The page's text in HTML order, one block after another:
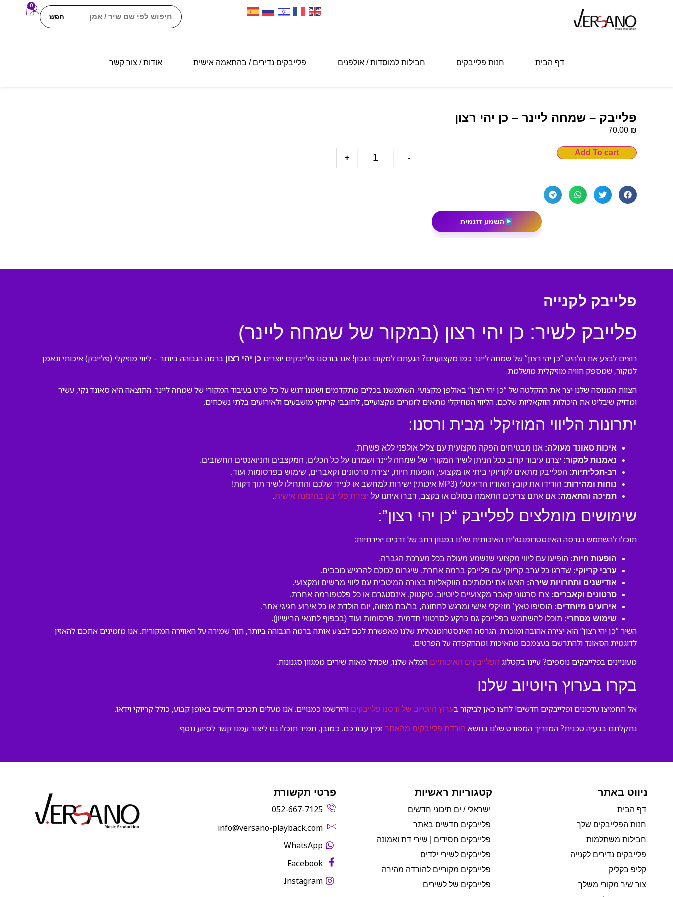
חפש
0
דף הבית חנות פלייבקים חבילות למוסדות / אולפנים פלייבקים נדירים / בהתאמה אישית אודות / צור קשר
פלייבק – שמחה ליינר – כן יהי רצון
70.00 ₪
-
+
Add To cart
השמע דוגמית
פלייבק לקנייה
פלייבק לשיר: כן יהי רצון (במקור של שמחה ליינר)
רוצים לבצע את הלהיט “כן יהי רצון” של שמחה ליינר כמו מקצוענים? הגעתם למקום הנכון! אנו בורסנו פלייבקים יוצרים כן יהי רצון ברמה הגבוהה ביותר – ליווי מוזיקלי (פלייבק) איכותי ונאמן
למקור, שמספק חוויה מוזיקלית מושלמת.
הצוות המנוסה שלנו יצר את ההקלטה של “כן יהי רצון” באולפן מקצועי. השתמשנו בכלים מתקדמים ושמנו דגש על כל פרט בעיבוד המקורי של שמחה ליינר. התוצאה היא סאונד נקי, עשיר
ומדויק שיבליט את היכולות הווקאליות שלכם. הליווי המוזיקלי מתאים לזמרים מקצועיים, לחובבי קריוקי מושבעים ולאירועים בלתי נשכחים.
יתרונות הליווי המוזיקלי מבית ורסנו:
איכות סאונד מעולה: אנו מבטיחים הפקה מקצועית עם צליל אולפני ללא פשרות.
נאמנות למקור: יצרנו עיבוד קרוב ככל הניתן לשיר המקורי של שמחה ליינר ושמרנו על כל הכלים, המקצבים והניואנסים החשובים.
רב-תכליתיות: הפלייבק מתאים לקריוקי ביתי או מקצועי, הופעות חיות, יצירת סרטונים וקאברים, שימוש בפרסומות ועוד.
נוחות ומהירות: הורידו את קובץ האודיו הדיגיטלי (MP3 איכותי) ישירות למחשב או לנייד שלכם והתחילו לשיר תוך דקות!
תמיכה והתאמה: אם אתם צריכים התאמה בסולם או בקצב, דברו איתנו על יצירת פלייבק בהזמנה אישית.
שימושים מומלצים לפלייבק “כן יהי רצון”:
תוכלו להשתמש בגרסה האינסטרומנטלית האיכותית שלנו במגוון רחב של דרכים יצירתיות:
הופעות חיות: הופיעו עם ליווי מקצועי שנשמע מעולה בכל מערכת הגברה.
ערבי קריוקי: שדרגו כל ערב קריוקי עם פלייבק ברמה אחרת, שיגרום לכולם להרגיש כוכבים.
אודישנים ותחרויות שירה: הציגו את יכולותיכם הווקאליות בצורה המיטבית עם ליווי מרשים ומקצועי.
סרטונים וקאברים: צרו סרטוני קאבר מקצועיים ליוטיוב, טיקטוק, אינסטגרם או כל פלטפורמה אחרת.
אירועים מיוחדים: הוסיפו טאץ’ מוזיקלי אישי ומרגש לחתונה, בר/בת מצווה, יום הולדת או כל אירוע חגיגי אחר.
שימוש מסחרי: תוכלו להשתמש בפלייבק גם כרקע לסרטוני תדמית, פרסומות ועוד (בכפוף לתנאי הרישיון).
השיר “כן יהי רצון” הוא יצירה אהובה ומוכרת. הגרסה האינסטרומנטלית שלנו מאפשרת לכם לבצע אותה ברמה הגבוהה ביותר, תוך שמירה על האווירה המקורית. אנו מזמינים אתכם להאזין
לדוגמית הסאונד ולהתרשם בעצמכם מהאיכות ומההקפדה על הפרטים.
מעוניינים בפלייבקים נוספים? עיינו בקטלוג הפלייבקים האיכותיים המלא שלנו, שכולל מאות שירים ממגוון סגנונות.
בקרו בערוץ היוטיוב שלנו
אל תחמיצו עדכונים ופלייבקים חדשים! לחצו כאן לביקור בערוץ היוטיוב של ורסנו פלייבקים והירשמו כמנויים. אנו מעלים תכנים חדשים באופן קבוע, כולל קריוקי וידאו.
נתקלתם בבעיה טכנית? המדריך המפורט שלנו בנושא הורדת פלייבקים מהאתר זמין עבורכם. כמובן, תמיד תוכלו גם ליצור עמנו קשר לסיוע נוסף.
ניווט באתר
דף הבית
חנות הפלייבקים שלך
חבילות משתלמות
פלייבקים נדירים לקנייה
קליפ בקליק
צור שיר מקורי משלך
קטגוריות ראשיות
ישראלי / ים תיכוני חדשים
פלייבקים חדשים באתר
פלייבקים חסידים | שירי דת ואמונה
פלייבקים לשירי ילדים
פלייבקים מקוריים להורדה מהירה
פלייבקים של לשירים
פרטי תקשורת
052-667-7125
‫info@versano-playback.com‬
WhatsApp
Facebook
Instagram